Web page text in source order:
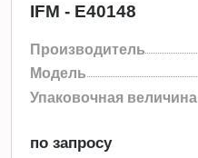
IFM - E40148
Производитель
Модель
Упаковочная величина
по запросу